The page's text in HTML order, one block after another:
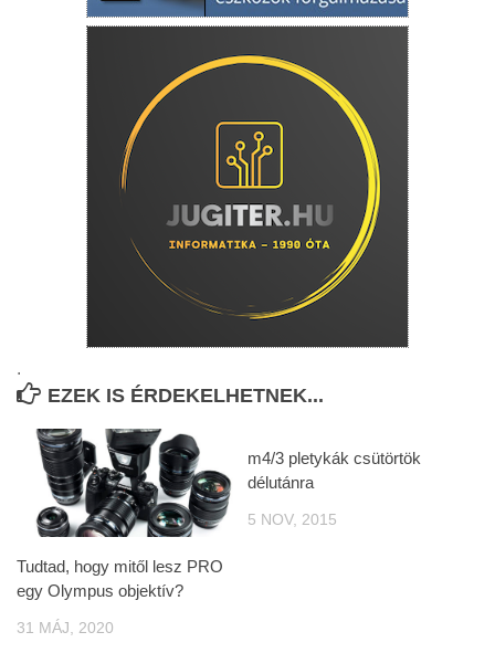
.
EZEK IS ÉRDEKELHETNEK...
Tudtad, hogy mitől lesz PRO
egy Olympus objektív?
31 MÁJ, 2020
m4/3 pletykák csütörtök
délutánra
5 NOV, 2015